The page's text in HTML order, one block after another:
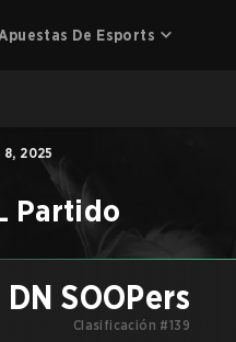
De Esports
8, 2025
Partido
DN SOOPers
Clasificación #139